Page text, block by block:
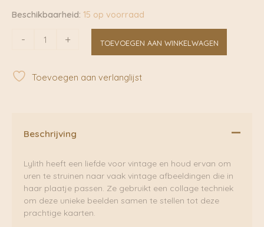
Beschikbaarheid: 15 op voorraad
-
aantal
+ TOEVOEGEN AAN WINKELWAGEN
Toevoegen aan verlanglijst
Beschrijving
Lylith heeft een liefde voor vintage en houd ervan om
uren te struinen naar vaak vintage afbeeldingen die in
haar plaatje passen. Ze gebruikt een collage techniek
om deze unieke beelden samen te stellen tot deze
prachtige kaarten.